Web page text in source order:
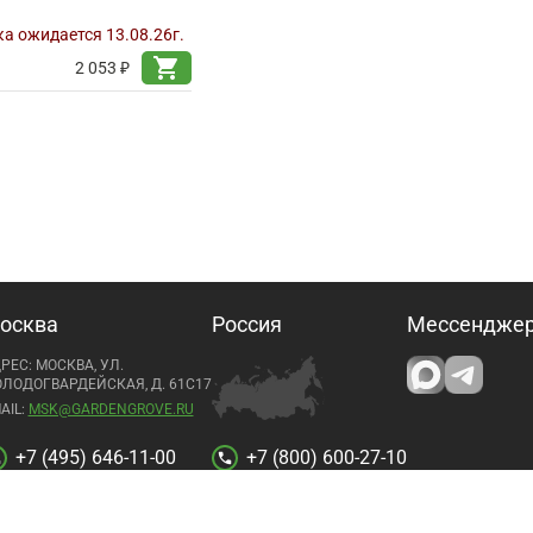
ожидается 13.08.26г.
2 053 ₽
shopping_cart
МОСКВА, УЛ.
Д. 61С17
MSK@GARDENGROVE.RU
+7 (495) 646-11-00
Россия
call +7 (800) 600-27-10